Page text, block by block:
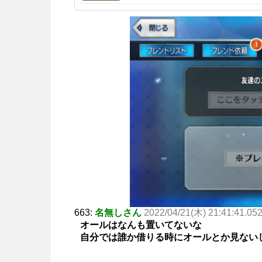
663: 名無しさん 2022/04/21(木) 21:41:41.052
オールはなんも置いてないな
自分では誰か借りる時にオールとか見ない